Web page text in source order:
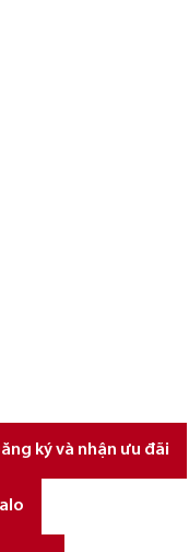
ký và nhận ưu đãi